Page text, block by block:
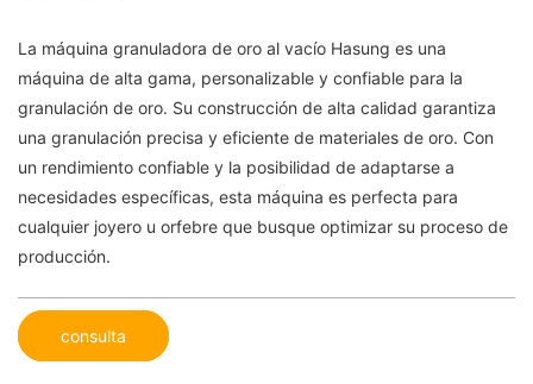
La máquina granuladora de oro al vacío Hasung es una
máquina de alta gama, personalizable y confiable para la
granulación de oro. Su construcción de alta calidad garantiza
una granulación precisa y eficiente de materiales de oro. Con
un rendimiento confiable y la posibilidad de adaptarse a
necesidades específicas, esta máquina es perfecta para
cualquier joyero u orfebre que busque optimizar su proceso de
producción.
consulta